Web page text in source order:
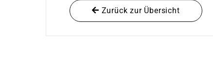
Zurück zur Übersicht